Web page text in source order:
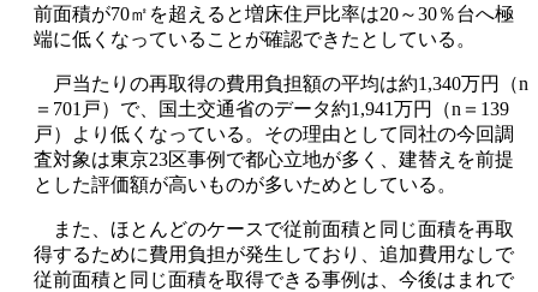
前面積が70㎡を超えると増床住戸比率は20～30％台へ極
端に低くなっていることが確認できたとしている。
戸当たりの再取得の費用負担額の平均は約1,340万円（n
＝701戸）で、国土交通省のデータ約1,941万円（n＝139
戸）より低くなっている。その理由として同社の今回調
査対象は東京23区事例で都心立地が多く、建替えを前提
とした評価額が高いものが多いためとしている。
また、ほとんどのケースで従前面積と同じ面積を再取
得するために費用負担が発生しており、追加費用なしで
従前面積と同じ面積を取得できる事例は、今後はまれで